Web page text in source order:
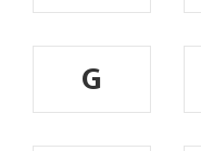
G